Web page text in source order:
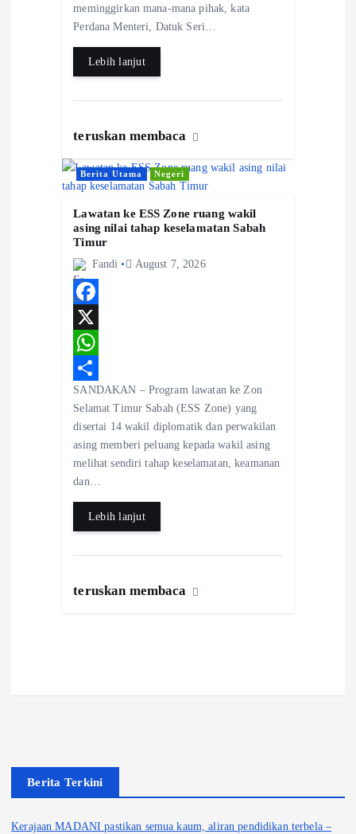
o
s
r
meminggirkan mana-mana pihak, kata
Perdana Menteri, Datuk Seri…
Lebih lanjut
teruskan membaca
Berita Utama Negeri
Lawatan ke ESS Zone ruang wakil
asing nilai tahap keselamatan Sabah
Timur
Fandi August 7, 2026
F
a
c
e
b
o
o
X
W
h
a
t
s
S
h
a
r
SANDAKAN – Program lawatan ke Zon
Selamat Timur Sabah (ESS Zone) yang
disertai 14 wakil diplomatik dan perwakilan
asing memberi peluang kepada wakil asing
melihat sendiri tahap keselamatan, keamanan
dan…
Lebih lanjut
teruskan membaca
Berita Terkini
Kerajaan MADANI pastikan semua kaum, aliran pendidikan terbela –